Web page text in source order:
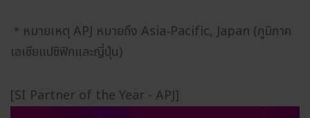
＊หมายเหตุ APJ หมายถึง Asia‐Pacific, Japan (ภูมิภาค
เอเชียแปซิฟิกและญี่ปุ่น)
[SI Partner of the Year - APJ]